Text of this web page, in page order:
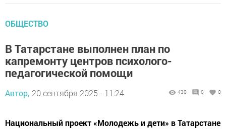
ОБЩЕСТВО
В Татарстане выполнен план по
капремонту центров психолого-
педагогической помощи
Автор, 20 сентября 2025 - 11:24 430 0 0
Национальный проект «Молодежь и дети» в Татарстане